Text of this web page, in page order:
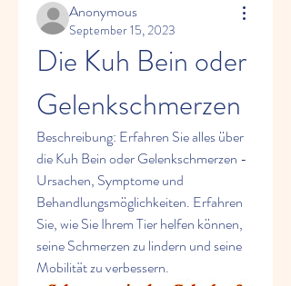
Anonymous
September 15, 2023
Die Kuh Bein oder
Gelenkschmerzen
Beschreibung: Erfahren Sie alles über
die Kuh Bein oder Gelenkschmerzen -
Ursachen, Symptome und
Behandlungsmöglichkeiten. Erfahren
Sie, wie Sie Ihrem Tier helfen können,
seine Schmerzen zu lindern und seine
Mobilität zu verbessern.